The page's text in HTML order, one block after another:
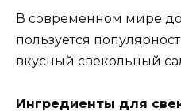
В современном мире
пользуется
вкусный свекольный
Ингредиенты для